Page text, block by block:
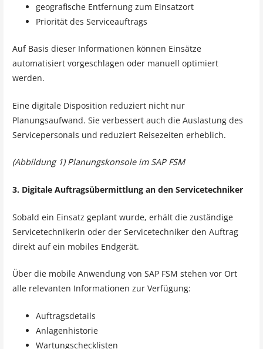
geografische Entfernung zum Einsatzort
Priorität des Serviceauftrags
Auf Basis dieser Informationen können Einsätze
automatisiert vorgeschlagen oder manuell optimiert
werden.
Eine digitale Disposition reduziert nicht nur
Planungsaufwand. Sie verbessert auch die Auslastung des
Servicepersonals und reduziert Reisezeiten erheblich.
(Abbildung 1) Planungskonsole im SAP FSM
3. Digitale Auftragsübermittlung an den Servicetechniker
Sobald ein Einsatz geplant wurde, erhält die zuständige
Servicetechnikerin oder der Servicetechniker den Auftrag
direkt auf ein mobiles Endgerät.
Über die mobile Anwendung von SAP FSM stehen vor Ort
alle relevanten Informationen zur Verfügung:
Auftragsdetails
Anlagenhistorie
Wartungschecklisten